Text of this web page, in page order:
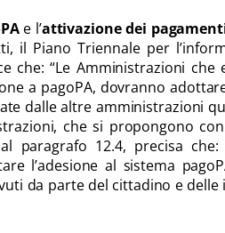
e l’attivazione dei
il Piano Triennale per
che: “Le Amministrazioni
a pagoPA, dovranno
dalle altre amministrazioni
che si propongono
paragrafo 12.4, precisa
l’adesione al sistema
da parte del cittadino e